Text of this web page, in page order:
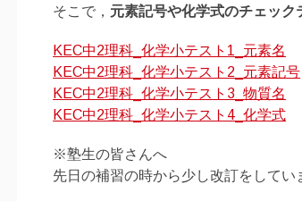
そこで， 元素記号や化学式のチェック
KEC中2理科_化学小テスト1_元素名
KEC中2理科_化学小テスト2_元素記号
KEC中2理科_化学小テスト3_物質名
KEC中2理科_化学小テスト4_化学式
※塾生の皆さんへ
先日の補習の時から少し改訂をしてい